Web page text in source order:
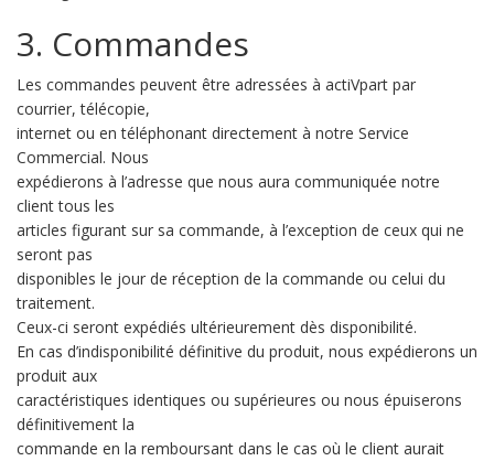
3. Commandes
Les commandes peuvent être adressées à actiVpart par
courrier, télécopie,
internet ou en téléphonant directement à notre Service
Commercial. Nous
expédierons à l’adresse que nous aura communiquée notre
client tous les
articles figurant sur sa commande, à l’exception de ceux qui ne
seront pas
disponibles le jour de réception de la commande ou celui du
traitement.
Ceux-ci seront expédiés ultérieurement dès disponibilité.
En cas d’indisponibilité définitive du produit, nous expédierons un
produit aux
caractéristiques identiques ou supérieures ou nous épuiserons
définitivement la
commande en la remboursant dans le cas où le client aurait